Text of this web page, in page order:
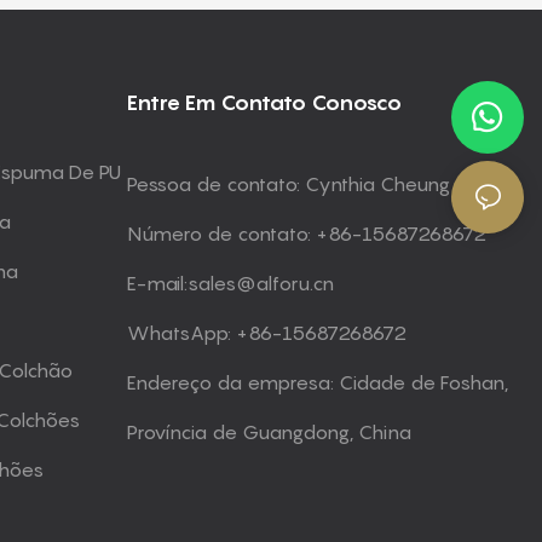
De PU
Entre Em Contato Conosco
Pessoa de contato: Cynthia Cheung
Número de contato: +86-15687268672
E-mail:sales@alforu.cn
WhatsApp: +86-15687268672
Endereço da empresa: Cidade de Foshan,
Província de Guangdong, China